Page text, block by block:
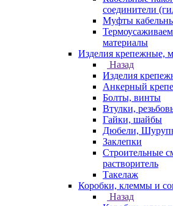
соединители
Муфты
материалы
Изделия крепежные,
Назад
Изделия
Анкерный
Болты, винты
Втулки,
Гайки, шайбы
Дюбели,
Заклепки
Строительные
растворитель
Такелаж
Коробки, клеммы и
Назад